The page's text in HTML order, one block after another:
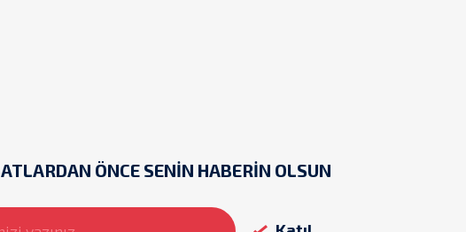
ÖNCE SENİN HABERİN OLSUN